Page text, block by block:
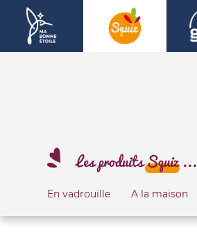
Les produitsSquiz...
En vadrouille A la maison